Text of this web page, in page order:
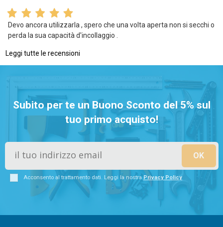
Devo ancora utilizzarla , spero che una volta aperta non si secchi o
perda la sua capacità d'incollaggio .
Leggi tutte le recensioni
Subito per te un Buono Sconto del 5% sul
tuo primo acquisto!
Acconsento al trattamento dati. Leggi la nostra Privacy Policy